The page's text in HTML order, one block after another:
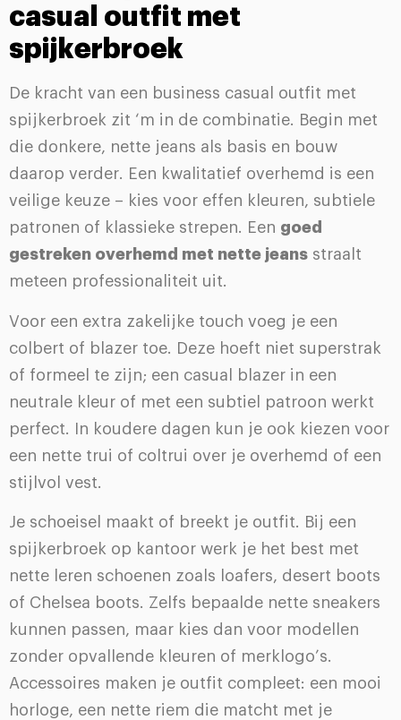
casual outfit met
spijkerbroek
De kracht van een business casual outfit met
spijkerbroek zit ‘m in de combinatie. Begin met
die donkere, nette jeans als basis en bouw
daarop verder. Een kwalitatief overhemd is een
veilige keuze – kies voor effen kleuren, subtiele
patronen of klassieke strepen. Een goed
gestreken overhemd met nette jeans straalt
meteen professionaliteit uit.
Voor een extra zakelijke touch voeg je een
colbert of blazer toe. Deze hoeft niet superstrak
of formeel te zijn; een casual blazer in een
neutrale kleur of met een subtiel patroon werkt
perfect. In koudere dagen kun je ook kiezen voor
een nette trui of coltrui over je overhemd of een
stijlvol vest.
Je schoeisel maakt of breekt je outfit. Bij een
spijkerbroek op kantoor werk je het best met
nette leren schoenen zoals loafers, desert boots
of Chelsea boots. Zelfs bepaalde nette sneakers
kunnen passen, maar kies dan voor modellen
zonder opvallende kleuren of merklogo’s.
Accessoires maken je outfit compleet: een mooi
horloge, een nette riem die matcht met je